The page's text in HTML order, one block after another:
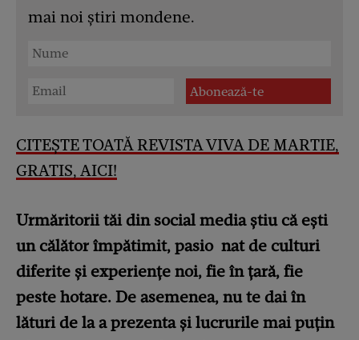
mai noi știri mondene.
CITEȘTE TOATĂ REVISTA VIVA DE MARTIE,
GRATIS, AICI!
Urmăritorii tăi din social media știu că ești
un călător împătimit, pasio ­ nat de culturi
diferite și experiențe noi, fie în țară, fie
peste hotare. De asemenea, nu te dai în
lături de la a prezenta și lucrurile mai puțin